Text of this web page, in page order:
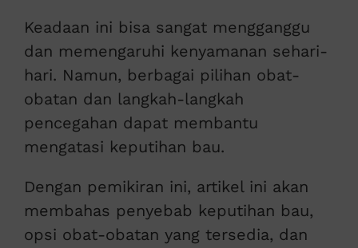
Keadaan ini bisa sangat mengganggu
dan memengaruhi kenyamanan sehari-
hari. Namun, berbagai pilihan obat-
obatan dan langkah-langkah
pencegahan dapat membantu
mengatasi keputihan bau.
Dengan pemikiran ini, artikel ini akan
membahas penyebab keputihan bau,
opsi obat-obatan yang tersedia, dan